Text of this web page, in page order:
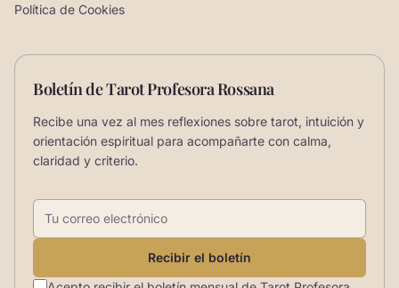
Política de Cookies
Boletín de Tarot Profesora Rossana
Recibe una vez al mes reflexiones sobre tarot, intuición y
orientación espiritual para acompañarte con calma,
claridad y criterio.
Correo electrónico
Recibir el boletín